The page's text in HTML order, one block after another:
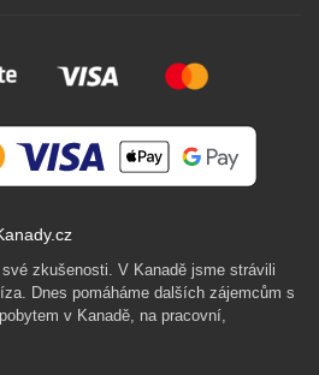
zkušenosti. V Kanadě jsme strávili
Dnes pomáháme dalších zájemcům s
v Kanadě, na pracovní,